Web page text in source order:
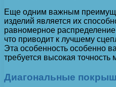
Еще одним важным
изделий является их
равномерное
что приводит к лучшему
Эта особенность особенно
требуется высокая
Диагональные